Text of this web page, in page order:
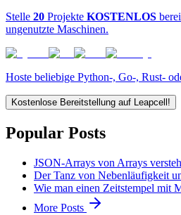
Stelle 20 Projekte KOSTENLOS
ungenutzte Maschinen.
Hoste beliebige Python-, Go-, Rust-
Kostenlose Bereitstellung auf Leapcell!
Popular Posts
JSON-Arrays von Arrays
Der Tanz von Nebenläufigkeit
Wie man einen Zeitstempel mit
More Posts